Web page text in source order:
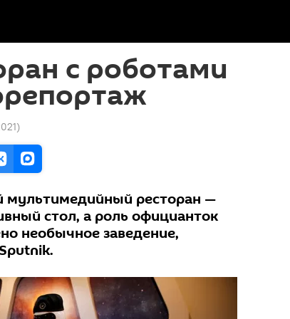
с роботами
)
мультимедийный ресторан —
стол, а роль официанток
необычное заведение,